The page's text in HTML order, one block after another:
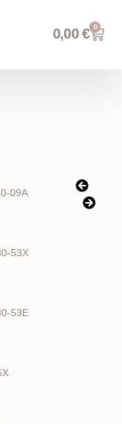
0,00€ 0
09A
53X
53E